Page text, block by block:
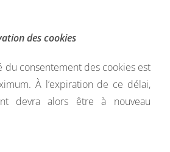
des cookies
du consentement des cookies est
À l’expiration de ce délai,
devra alors être à nouveau